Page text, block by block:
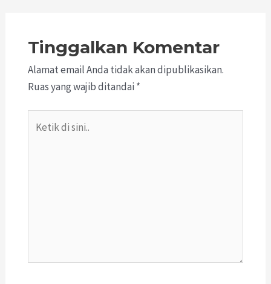
Tinggalkan Komentar
Alamat email Anda tidak akan dipublikasikan.
Ruas yang wajib ditandai *